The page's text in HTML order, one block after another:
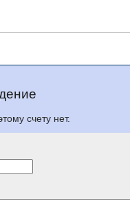
счету нет.